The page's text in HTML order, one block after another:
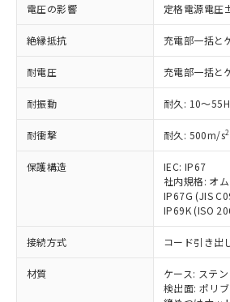
電圧の影響 定格電源電
絶縁抵抗 充電部一括と
耐電圧 充電部一括と
耐振動 耐久: 10～
耐衝撃 耐久: 500m/s2
保護構造
IEC: IP67
社内規格: オ
IP67G (JIS
IP69K (ISO
接続方式 コード引き出
材質
ケース: ステ
検出面: ポリ
ことをご了承ください。
在庫状況および標準価
記載している更新日時
タに基づき作成される
覧された時点での実際
了承ください。
正式な納期状況および
様のお取引先、またはお
ムロン制御機器販売店・
ご相談ください。
オムロン制御機器販売店
販売ネットワーク
在庫状況および標準価格
示しないようお願いしま
マイパーツ機能（部品
むを得ず変更することがありま
鉛(Pb) 1000ppm以下、 水銀(Hg)
ミウム(Cd) 100ppm以下、
六価クロム(Cr(Ⅵ)) 1000ppm以下、ポ
類(PBB) 1000ppm以下、ポリ臭化ジフ
ルベンジル（BBP） 1000ppm以下、
（DBP） 1000ppm以下、フタル酸ジ
(DIBP) 1000ppm以下
但し、RoHS指令で産業用監視および制
フタル酸エステル類の４物質について
図的な使用がないことを確認していま
※2 対応予定月
部品在庫の切り替え状況など
「－」：未確認です。当社販
い合わせください。
*中国RoHS10物質の基準値 (GB/
Pb(鉛) :1000ppm、 Hg(水銀) :
Cr(Ⅵ)(六価クロム) : 1000ppm、
DBP(フタル酸ジブチル) : 1000ppm、
イソブチル) : 1000ppm、 BBP(フタル
ル) : 1000ppm、
DEHP(フタル酸ビス(2-エチルヘキシ
※2 環境保護使用期限
「ｅ」：有害物質（10物質）
準値以下であることを示しま
「10」：通常の使用状況下に
当社は、これら貴社製
為替および外国貿易法
（以下｢規制貨物等」と
または国外への提供す
国政府の輸出許可(また
可)を取得するなどの必
当社は規制貨物を破棄
全に破砕するなど、違
当社は貴社製品を、核
ル、化学兵器、生物兵器
武器並びにこれらの製
使用いたしません。
当社は、貴社製品を第三
場合は、上記1、2およ
該第三者に通知します
販売先および販売に係
一定数以上の在庫あ
一定数には満たな
在庫なし(最新の在
いては、お客様の
たはお客様担当の
機器販売店・当社
認ください)